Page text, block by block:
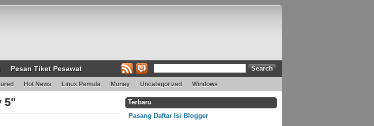
Pesan Tiket Pesawat
Hot News Linux Pemula Money Uncategorized Windows
5"
Terbaru
Pasang Daftar Isi Blogger